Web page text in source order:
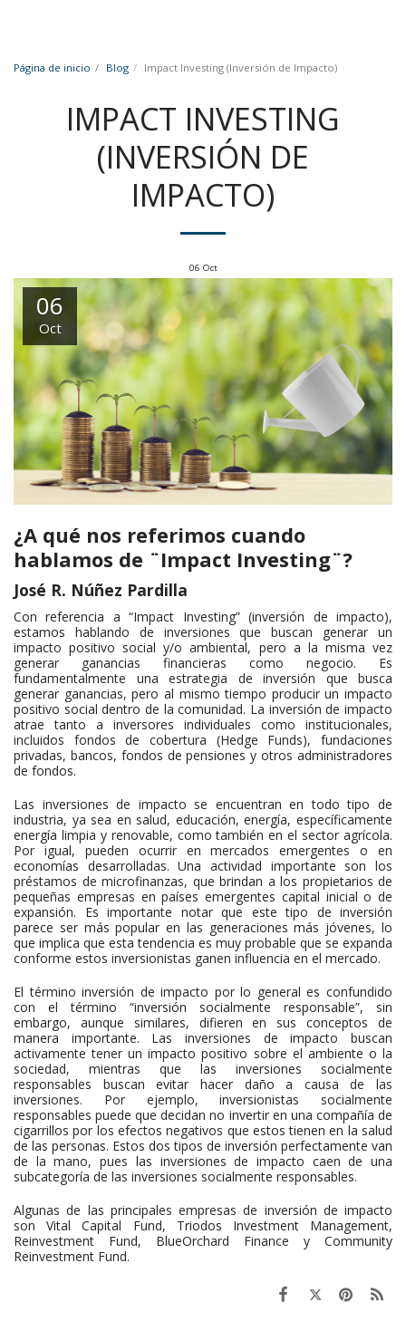
Página de inicio Blog Impact Investing (Inversión de Impacto)
IMPACT INVESTING
(INVERSIÓN DE
IMPACTO)
06 Oct
06
Oct
¿A qué nos referimos cuando
hablamos de ¨Impact Investing¨?
José R. Núñez Pardilla
Con referencia a “Impact Investing” (inversión de impacto),
estamos hablando de inversiones que buscan generar un
impacto positivo social y/o ambiental, pero a la misma vez
generar ganancias financieras como negocio. Es
fundamentalmente una estrategia de inversión que busca
generar ganancias, pero al mismo tiempo producir un impacto
positivo social dentro de la comunidad. La inversión de impacto
atrae tanto a inversores individuales como institucionales,
incluidos fondos de cobertura (Hedge Funds), fundaciones
privadas, bancos, fondos de pensiones y otros administradores
de fondos.
Las inversiones de impacto se encuentran en todo tipo de
industria, ya sea en salud, educación, energía, específicamente
energía limpia y renovable, como también en el sector agrícola.
Por igual, pueden ocurrir en mercados emergentes o en
economías desarrolladas. Una actividad importante son los
préstamos de microfinanzas, que brindan a los propietarios de
pequeñas empresas en países emergentes capital inicial o de
expansión. Es importante notar que este tipo de inversión
parece ser más popular en las generaciones más jóvenes, lo
que implica que esta tendencia es muy probable que se expanda
conforme estos inversionistas ganen influencia en el mercado.
El término inversión de impacto por lo general es confundido
con el término “inversión socialmente responsable”, sin
embargo, aunque similares, difieren en sus conceptos de
manera importante. Las inversiones de impacto buscan
activamente tener un impacto positivo sobre el ambiente o la
sociedad, mientras que las inversiones socialmente
responsables buscan evitar hacer daño a causa de las
inversiones. Por ejemplo, inversionistas socialmente
responsables puede que decidan no invertir en una compañía de
cigarrillos por los efectos negativos que estos tienen en la salud
de las personas. Estos dos tipos de inversión perfectamente van
de la mano, pues las inversiones de impacto caen de una
subcategoría de las inversiones socialmente responsables.
Algunas de las principales empresas de inversión de impacto
son Vital Capital Fund, Triodos Investment Management,
Reinvestment Fund, BlueOrchard Finance y Community
Reinvestment Fund.